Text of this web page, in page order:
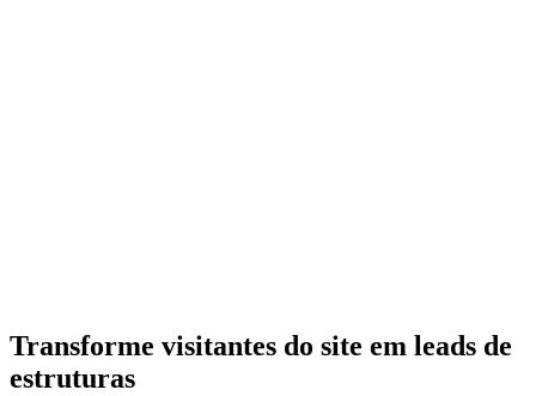
Transforme visitantes do site em leads de
estruturas